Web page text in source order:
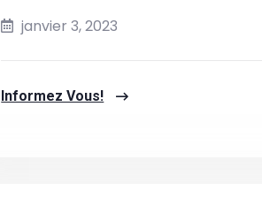
janvier 3, 2023
Informez Vous!